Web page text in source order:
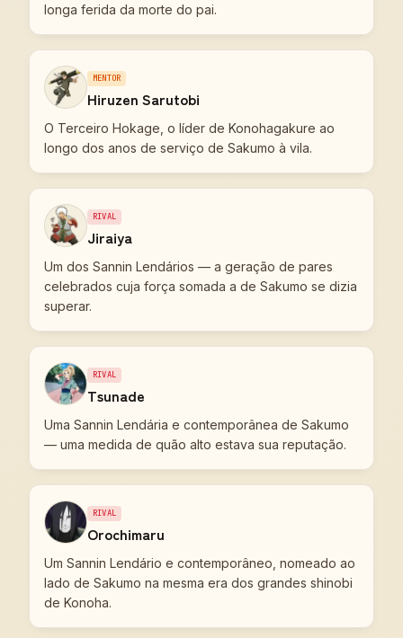
longa ferida da morte do pai.
MENTOR
Hiruzen Sarutobi
O Terceiro Hokage, o líder de Konohagakure ao
longo dos anos de serviço de Sakumo à vila.
RIVAL
Jiraiya
Um dos Sannin Lendários — a geração de pares
celebrados cuja força somada a de Sakumo se dizia
superar.
RIVAL
Tsunade
Uma Sannin Lendária e contemporânea de Sakumo
— uma medida de quão alto estava sua reputação.
RIVAL
Orochimaru
Um Sannin Lendário e contemporâneo, nomeado ao
lado de Sakumo na mesma era dos grandes shinobi
de Konoha.